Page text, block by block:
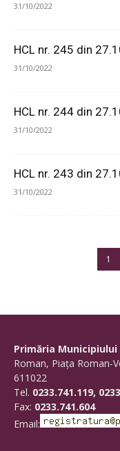
31/10/2022
HCL nr. 245 din
31/10/2022
HCL nr. 244 din
31/10/2022
HCL nr. 243 din
31/10/2022
1
Primăria Municipiului
Roman, Piaţa Roman-
611022
Tel. 0233.741.119,
Fax: 0233.741.604
Email: